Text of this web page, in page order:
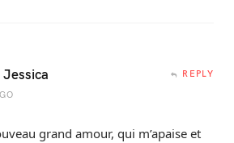
REPLY
grand amour, qui m’apaise et